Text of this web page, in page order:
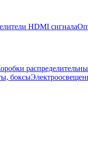
HDMI сигнала
боксы